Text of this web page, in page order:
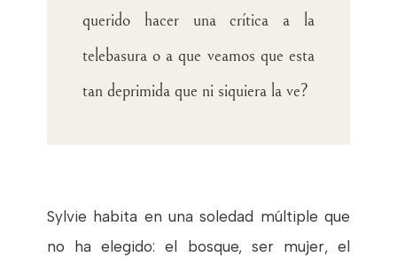
querido hacer una crítica a la
telebasura o a que veamos que esta
tan deprimida que ni siquiera la ve?
Sylvie habita en una soledad múltiple que
no ha elegido: el bosque, ser mujer, el